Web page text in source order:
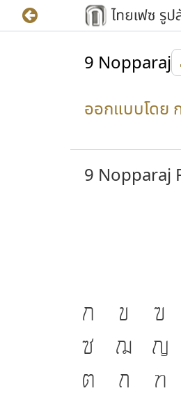
แบบตัวพิมพ์ทั้งหมด มีก
โครงการ๙ แบบตัวพิ
อุตสาหกรรมการพิม
ประชาชนคนไทยนำไ
ใช้บนสื่อสิ่งพิมพ์ประ
ได้รับอนุญาตจากเจ้าข
9 Nopparaj
ออกแบบโดย
9 Nopparaj
ก ข ฃ
ซ
ฌ ญ
ต
ถ ท